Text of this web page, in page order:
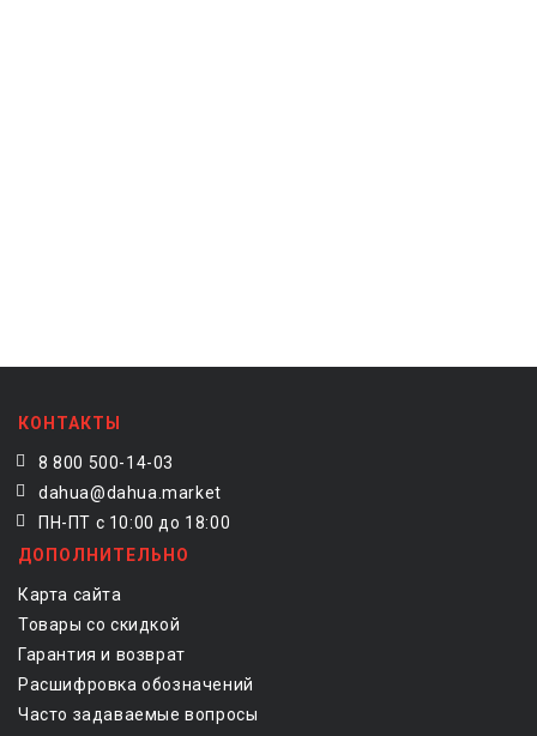
КОНТАКТЫ
8 800 500-14-03
dahua@dahua.market
ПН-ПТ с 10:00 до 18:00
ДОПОЛНИТЕЛЬНО
Карта сайта
Товары со скидкой
Гарантия и возврат
Расшифровка обозначений
Часто задаваемые вопросы